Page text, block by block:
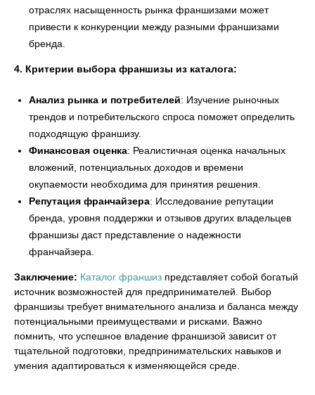
отраслях насыщенность рынка франшизами может
привести к конкуренции между разными франшизами
бренда.
4. Критерии выбора франшизы из каталога:
Анализ рынка и потребителей: Изучение рыночных
трендов и потребительского спроса поможет определить
подходящую франшизу.
Финансовая оценка: Реалистичная оценка начальных
вложений, потенциальных доходов и времени
окупаемости необходима для принятия решения.
Репутация франчайзера: Исследование репутации
бренда, уровня поддержки и отзывов других владельцев
франшизы даст представление о надежности
франчайзера.
Заключение: Каталог франшиз представляет собой богатый
источник возможностей для предпринимателей. Выбор
франшизы требует внимательного анализа и баланса между
потенциальными преимуществами и рисками. Важно
помнить, что успешное владение франшизой зависит от
тщательной подготовки, предпринимательских навыков и
умения адаптироваться к изменяющейся среде.